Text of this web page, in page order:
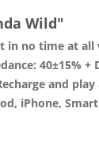
Wild"
no time at
40±15%
and
iPhone,